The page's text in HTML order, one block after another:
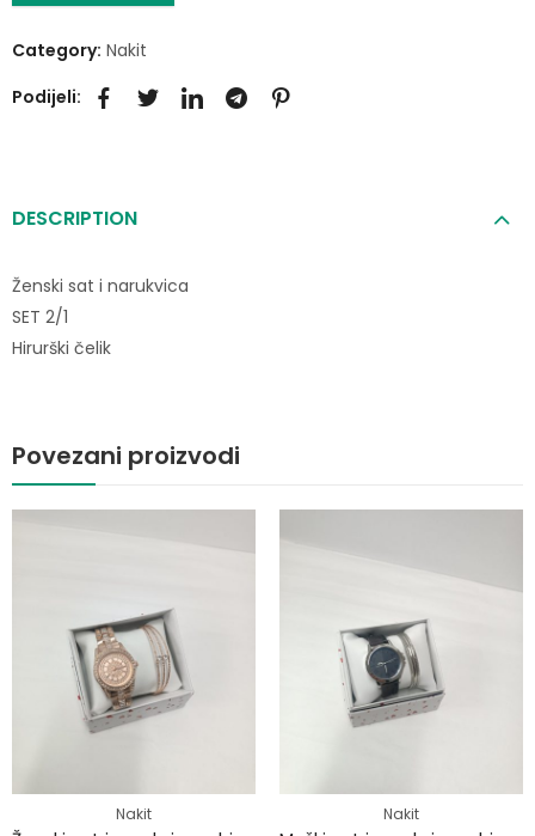
Category: Nakit
Podijeli:
DESCRIPTION
Ženski sat i narukvica
SET 2/1
Hirurški čelik
Povezani proizvodi
Nakit Nakit